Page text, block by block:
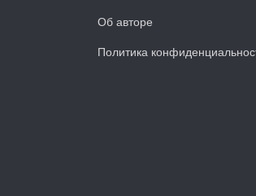
Об авторе
Политика